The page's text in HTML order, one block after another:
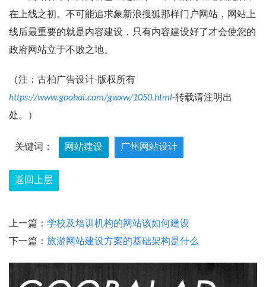
在上线之初。不可能追求象新浪搜狐那样门户网站，网站上
线后最重要的就是内容建设，只有内容建设好了才会使您的
政府网站立于不败之地。
（注：古柏广告设计-版权所有
https://www.goobai.com/gwxw/1050.html-转载请注明出
处。）
关键词： 网站建设 广州网站设计
返回上层
上一篇： 学校及培训机构的网站该如何建设
下一篇： 旅游网站建设方案的基础架构是什么